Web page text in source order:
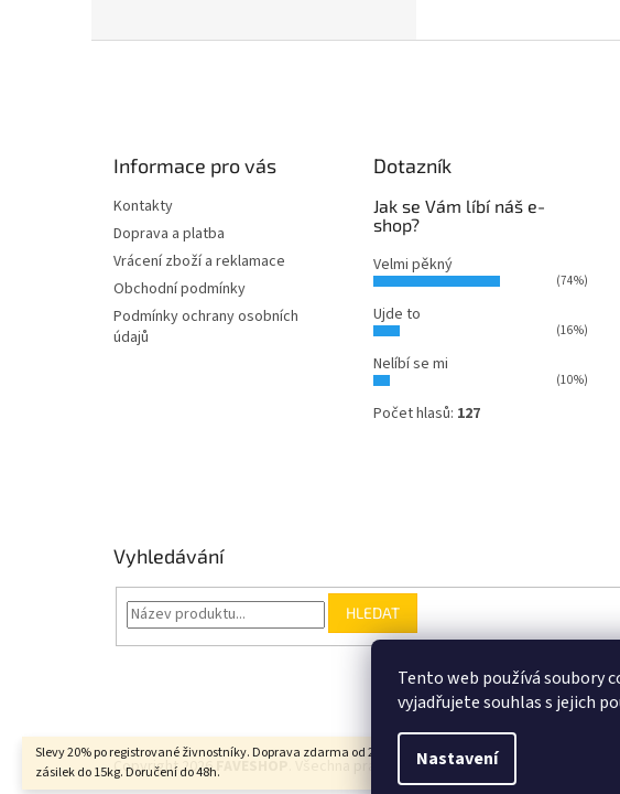
Tento web používá soubory
vyjadřujete souhlas s jejich
Nastavení
Slevy 20% po registrované živnostníky. Doprava zdarma od 2000Kč u balíkových
zásilek do 15kg. Doručení do 48h.
Informace pro vás
Kontakty
Doprava a platba
Vrácení zboží a reklamace
Obchodní podmínky
Podmínky ochrany osobních
údajů
Dotazník
Jak se Vám líbí náš e-
shop?
Velmi pěkný
(74%)
Ujde to
(16%)
Nelíbí se mi
(10%)
Počet hlasů: 127
Vyhledávání
HLEDAT
Copyright 2026 FAVESHOP . Všechna práva vyhrazena.